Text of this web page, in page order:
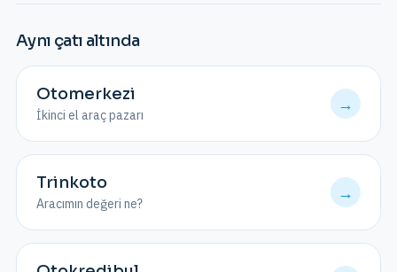
Aynı çatı altında
Otomerkezi
İkinci el araç pazarı
→
Trinkoto
Aracımın değeri ne?
→